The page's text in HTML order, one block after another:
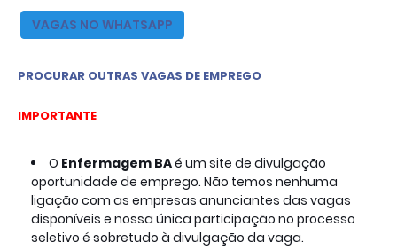
VAGAS NO WHATSAPP
PROCURAR OUTRAS VAGAS DE EMPREGO
IMPORTANTE
O Enfermagem BAé um site de divulgação
oportunidade de emprego. Não temos nenhuma
ligação com as empresas anunciantes das vagas
disponíveis e nossa única participação no processo
seletivo é sobretudo à divulgação da vaga.